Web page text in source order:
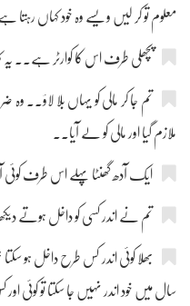
معلوم تو کر لیں ویسے وہ خود کہاں
پچھلی طرف اس کا کوارٹر ہے۔۔ یہ
تم جا کر مالی کو یہاں بلا لاؤ۔۔
ملازم گیا اور مالی کو لے آیا۔۔
ایک آدھ گھنٹا پہلے اس طرف کوئی
تم نے اندر کسی کو داخل ہوتے
بھلا کوئی اندر کس طرح داخل ہو سکتا
سال میں خود اندر نہیں جا سکتا تو کوئی